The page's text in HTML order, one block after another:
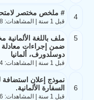
4 # ملخص مختصر
قبل 1 سنة | المشاهدات: 338 | الحجم: 2MB
5
ملف باللغة
ضمن إجراءات معادلة
دوسلدورف، ألمانيا
قبل 1 سنة | المشاهدات: 384 | الحجم: 22.9MB
6
نموذج إعلان
السفارة الألمانية.
قبل 1 سنة | المشاهدات: 696 | الحجم: 354KB